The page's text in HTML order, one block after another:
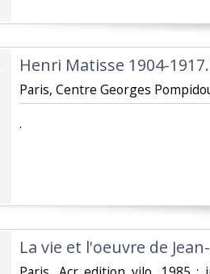
‎Henri Matisse 1904-
‎Paris, Centre Georges
‎.‎
‎La vie et l'oeuvre de